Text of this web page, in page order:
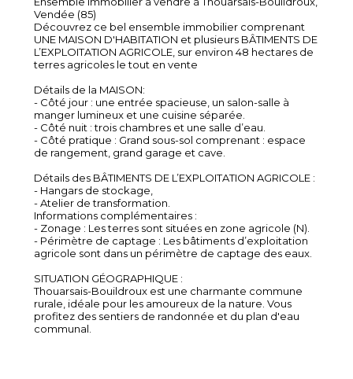
Vendée (85)
Découvrez ce bel ensemble immobilier comprenant
UNE MAISON D'HABITATION et plusieurs BÂTIMENTS DE
L’EXPLOITATION AGRICOLE, sur environ 48 hectares de
terres agricoles le tout en vente
Détails de la MAISON:
- Côté jour : une entrée spacieuse, un salon-salle à
manger lumineux et une cuisine séparée.
- Côté nuit : trois chambres et une salle d’eau.
- Côté pratique : Grand sous-sol comprenant : espace
de rangement, grand garage et cave.
Détails des BÂTIMENTS DE L’EXPLOITATION AGRICOLE :
- Hangars de stockage,
- Atelier de transformation.
Informations complémentaires :
- Zonage : Les terres sont situées en zone agricole (N).
- Périmètre de captage : Les bâtiments d’exploitation
agricole sont dans un périmètre de captage des eaux.
SITUATION GÉOGRAPHIQUE :
Thouarsais-Bouildroux est une charmante commune
rurale, idéale pour les amoureux de la nature. Vous
profitez des sentiers de randonnée et du plan d'eau
communal.